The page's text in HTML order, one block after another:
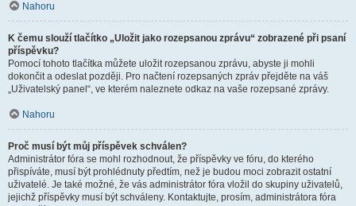
Nahoru
K čemu slouží tlačítko „Uložit jako rozepsanou zprávu“ zobrazené při psaní
příspěvku?
Pomocí tohoto tlačítka můžete uložit rozepsanou zprávu, abyste ji mohli
dokončit a odeslat později. Pro načtení rozepsaných zpráv přejděte na váš
„Uživatelský panel“, ve kterém naleznete odkaz na vaše rozepsané zprávy.
Nahoru
Proč musí být můj příspěvek schválen?
Administrátor fóra se mohl rozhodnout, že příspěvky ve fóru, do kterého
přispíváte, musí být prohlédnuty předtím, než je budou moci zobrazit ostatní
uživatelé. Je také možné, že vás administrátor fóra vložil do skupiny uživatelů,
jejichž příspěvky musí být schváleny. Kontaktujte, prosím, administrátora fóra